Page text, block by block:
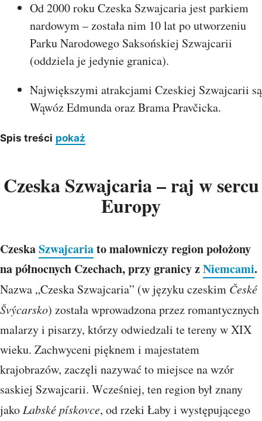
Od 2000 roku Czeska Szwajcaria jest parkiem
nardowym – została nim 10 lat po utworzeniu
Parku Narodowego Saksońskiej Szwajcarii
(oddziela je jedynie granica).
Największymi atrakcjami Czeskiej Szwajcarii są
Wąwóz Edmunda oraz Brama Pravčicka.
Spis treści pokaż
Czeska Szwajcaria – raj w sercu
Europy
CzeskaSzwajcariato malowniczy region położony
na północnych Czechach, przy granicy zNiemcami.
Nazwa „Czeska Szwajcaria” (w języku czeskim České
Švýcarsko) została wprowadzona przez romantycznych
malarzy i pisarzy, którzy odwiedzali te tereny w XIX
wieku. Zachwyceni pięknem i majestatem
krajobrazów, zaczęli nazywać to miejsce na wzór
saskiej Szwajcarii. Wcześniej, ten region był znany
jako Labské pískovce, od rzeki Łaby i występującego